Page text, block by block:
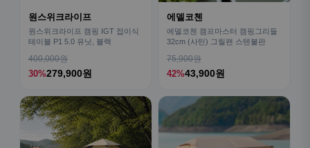
원스위크라이프
원스위크라이프 캠핑 IGT 접이식
테이블 P1 5.0 유닛, 블랙
400,000원
30%279,900원
에델코첸
에델코첸 캠프마스터 캠핑그리들
32cm (사틴) 그릴팬 스텐불판
75,900원
42%43,900원